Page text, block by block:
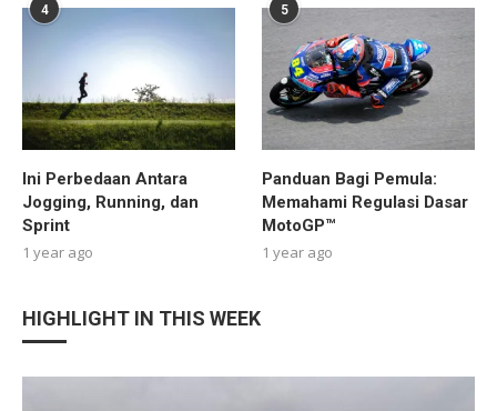
4
Ini Perbedaan Antara
Jogging, Running, dan
Sprint
1 year ago
5
Panduan Bagi Pemula:
Memahami Regulasi Dasar
MotoGP™
1 year ago
HIGHLIGHT IN THIS WEEK